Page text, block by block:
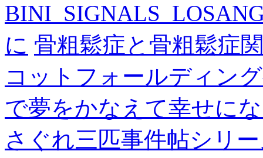
に 骨粗鬆症と骨粗鬆症
コットフォールディン
で夢をかなえて幸せに
さぐれ三匹事件帖シリ